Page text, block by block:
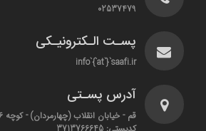
02537479
پسـت الـکترونیـکی
info`{`at`}`saafi.ir
آدرس پسـتی
کدپستی: 3713766645